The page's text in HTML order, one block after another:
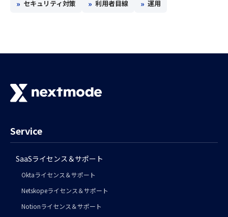
» セキュリティ対策 » 利用者目線 » 運用
Service
SaaSライセンス＆サポート
Oktaライセンス＆サポート
Netskopeライセンス＆サポート
Notionライセンス＆サポート